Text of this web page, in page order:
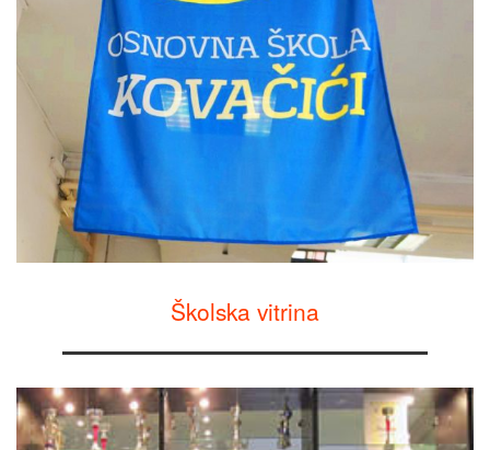
Školska vitrina